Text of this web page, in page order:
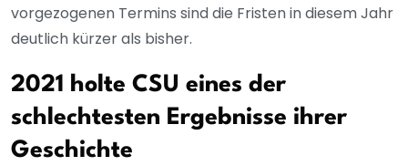
vorgezogenen Termins sind die Fristen in diesem Jahr
deutlich kürzer als bisher.
2021 holte CSU eines der
schlechtesten Ergebnisse ihrer
Geschichte